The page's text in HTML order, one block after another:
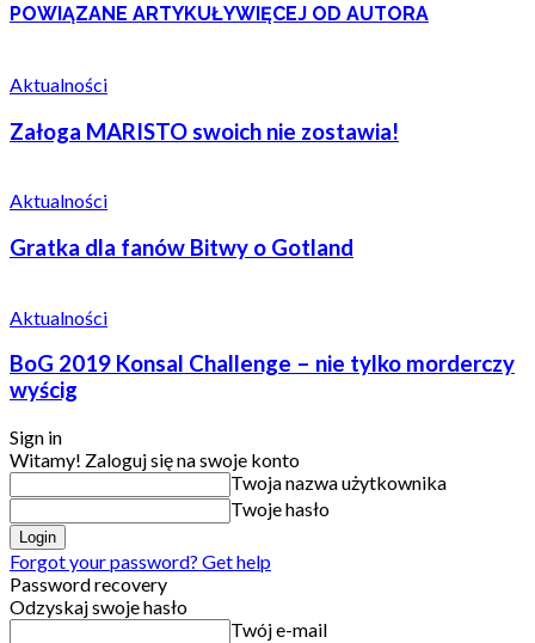
POWIĄZANE ARTYKUŁYWIĘCEJ OD AUTORA
Aktualności
Załoga MARISTO swoich nie zostawia!
Aktualności
Gratka dla fanów Bitwy o Gotland
Aktualności
BoG 2019 Konsal Challenge – nie tylko morderczy
wyścig
Sign in
Witamy! Zaloguj się na swoje konto
Twoja nazwa użytkownika
Twoje hasło
Forgot your password? Get help
Password recovery
Odzyskaj swoje hasło
Twój e-mail